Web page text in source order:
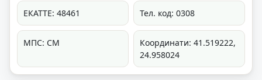
ЕКАТТЕ: 48461 Тел. код: 0308
МПС: СМ
Координати: 41.519222,
24.958024